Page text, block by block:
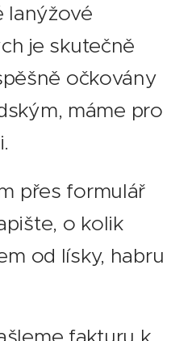
lanýžové
je skutečně
očkovány
máme pro
přes formulář
o kolik
od lísky, habru